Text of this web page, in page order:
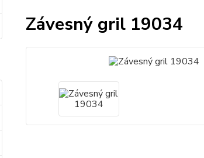
Závesný gril 19034